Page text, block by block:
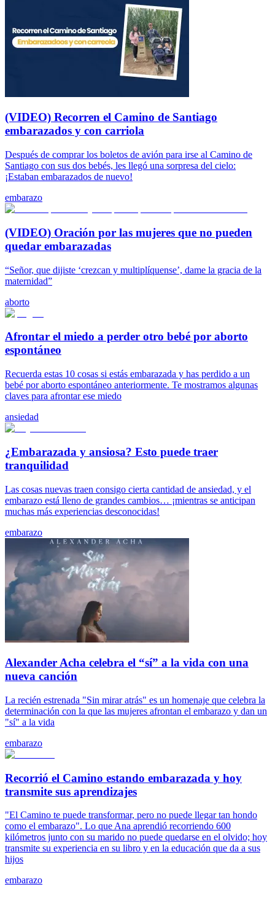
(VIDEO) Recorren el Camino de Santiago
embarazados y con carriola
Después de comprar los boletos de avión para irse al Camino de
Santiago con sus dos bebés, les llegó una sorpresa del cielo:
¡Estaban embarazados de nuevo!
embarazo
(VIDEO) Oración por las mujeres que no pueden
quedar embarazadas
“Señor, que dijiste ‘crezcan y multiplíquense’, dame la gracia de la
maternidad”
aborto
Afrontar el miedo a perder otro bebé por aborto
espontáneo
Recuerda estas 10 cosas si estás embarazada y has perdido a un
bebé por aborto espontáneo anteriormente. Te mostramos algunas
claves para afrontar ese miedo
ansiedad
¿Embarazada y ansiosa? Esto puede traer
tranquilidad
Las cosas nuevas traen consigo cierta cantidad de ansiedad, y el
embarazo está lleno de grandes cambios… ¡mientras se anticipan
muchas más experiencias desconocidas!
embarazo
Alexander Acha celebra el “sí” a la vida con una
nueva canción
La recién estrenada "Sin mirar atrás" es un homenaje que celebra la
determinación con la que las mujeres afrontan el embarazo y dan un
"sí" a la vida
embarazo
Recorrió el Camino estando embarazada y hoy
transmite sus aprendizajes
"El Camino te puede transformar, pero no puede llegar tan hondo
como el embarazo". Lo que Ana aprendió recorriendo 600
kilómetros junto con su marido no puede quedarse en el olvido; hoy
transmite su experiencia en su libro y en la educación que da a sus
hijos
embarazo